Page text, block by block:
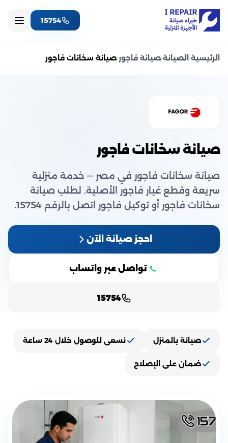
15754
الرئيسية‹ الصيانة‹صيانة فاجور‹صيانة سخانات فاجور
صيانة سخانات فاجور
صيانة سخانات فاجور في مصر — خدمة منزلية
سريعة وقطع غيار فاجور الأصلية. لطلب صيانة
سخانات فاجور أو توكيل فاجور اتصل بالرقم 15754.
احجز صيانة الآن
تواصل عبر واتساب
15754
صيانة بالمنزل نسعى للوصول خلال 24 ساعة
ضمان على الإصلاح